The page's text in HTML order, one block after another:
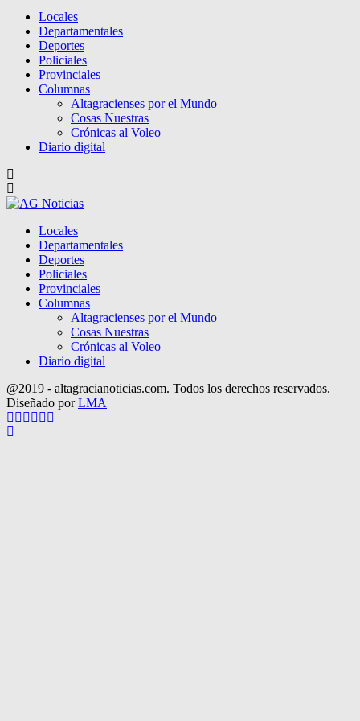
Locales
Departamentales
Deportes
Policiales
Provinciales
Columnas
Altagracienses por el Mundo
Cosas Nuestras
Crónicas al Voleo
Diario digital
Locales
Departamentales
Deportes
Policiales
Provinciales
Columnas
Altagracienses por el Mundo
Cosas Nuestras
Crónicas al Voleo
Diario digital
@2019 - altagracianoticias.com. Todos los derechos reservados.
Diseñado porLMA
Facebook
Twitter
Instagram
Pinterest
Google